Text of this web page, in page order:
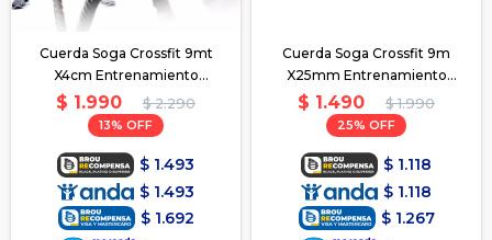
Cuerda Soga Crossfit 9mt
X4cm Entrenamiento
Funcional
$ 1.990 $ 2.290
13
$ 1.493
$ 1.493
$ 1.692
Cuerda Soga Crossfit 9m
X25mm Entrenamiento
Funcional
$ 1.490 $ 1.990
25
$ 1.118
$ 1.118
$ 1.267